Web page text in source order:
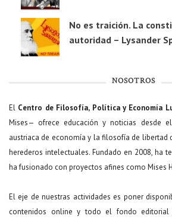
No es traición. La
autoridad – Lysander
NOSOTROS
El Centro de Filosofía, Política y Economía
Mises— ofrece educación y noticias desde
austriaca de economía y la filosofía de libertad
herederos intelectuales. Fundado en 2008, ha
ha fusionado con proyectos afines como Mises
El eje de nuestras actividades es poner
contenidos online y todo el fondo